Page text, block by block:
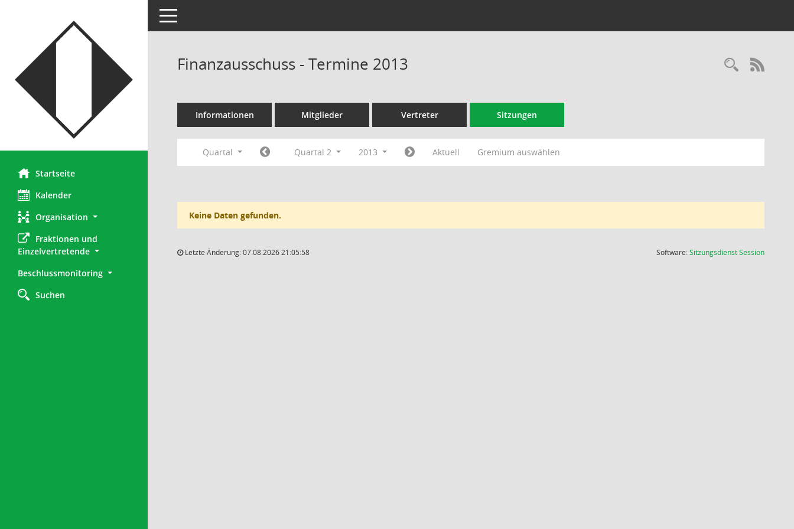
Startseite
Kalender
Organisation
Fraktionen und
Einzelvertretende
Beschlussmonitoring
Suchen
Toggle navigation
Finanzausschuss - Termine 2013
Informationen Mitglieder Vertreter Sitzungen
Quartal Quartal 2 2013 Aktuell Gremium auswählen
Keine Daten gefunden.
Letzte Änderung: 07.08.2026 21:05:58 Software:SitzungsdienstSession(Wird in